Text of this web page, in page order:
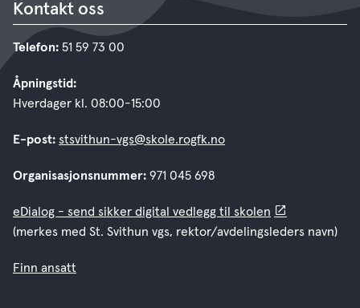
Kontakt oss
Telefon: 51 59 73 00
Åpningstid:
Hverdager kl. 08:00-15:00
E-post: stsvithun-vgs@skole.rogfk.no
Organisasjonsnummer: 971 045 698
eDialog - send sikker digital vedlegg til skolen
(merkes med St. Svithun vgs, rektor/avdelingsleders navn)
Finn ansatt